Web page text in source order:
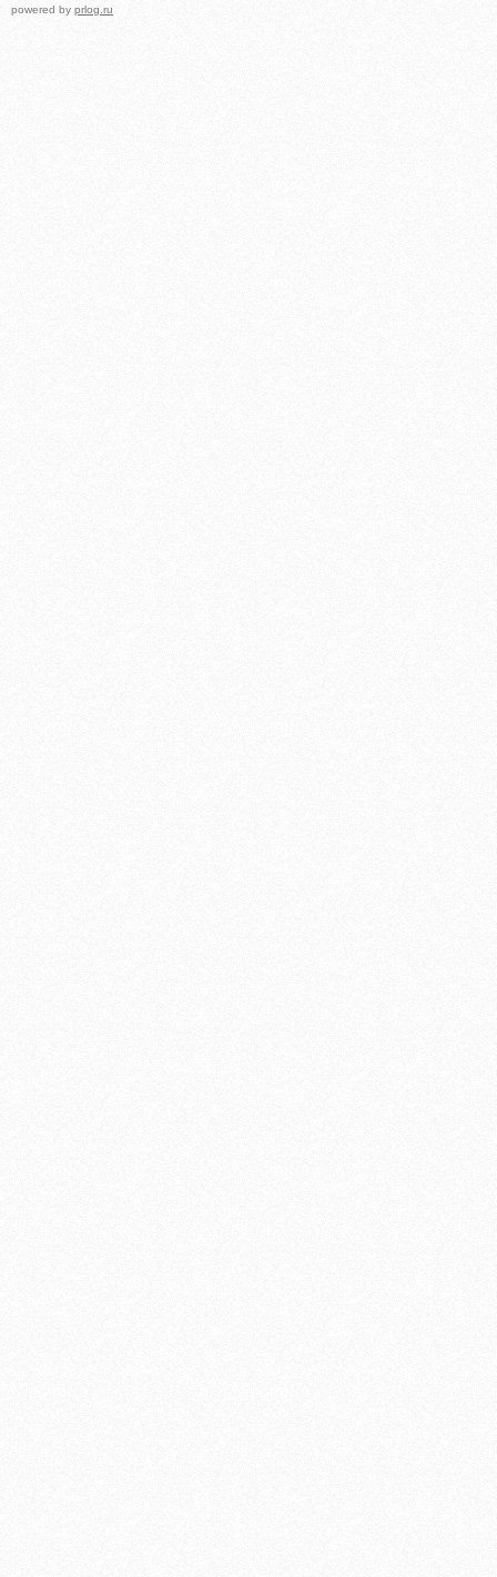
powered by prlog.ru